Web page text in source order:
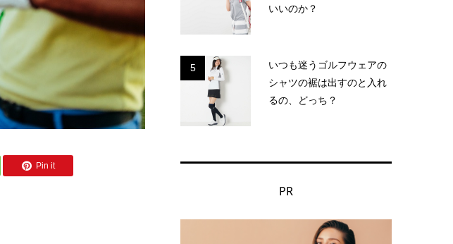
Pin it
いいのか？
5
いつも迷うゴルフウェアの
シャツの裾は出すのと入れ
るの、どっち？
PR